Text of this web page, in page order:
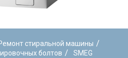
стиральной машины /
болтов / SMEG